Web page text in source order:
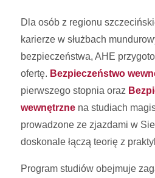
Dla osób z regionu
karierze w służbach
bezpieczeństwa, AHE
ofertę. Bezpieczeństwo
pierwszego stopnia oraz
wewnętrzne na studiach
prowadzone ze zjazdami w
doskonale łączą teorię z
Program studiów obejmuje